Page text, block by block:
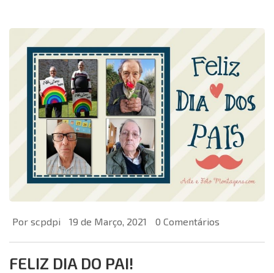
Por scpdpi 19 de Março, 2021 0 Comentários
FELIZ DIA DO PAI!